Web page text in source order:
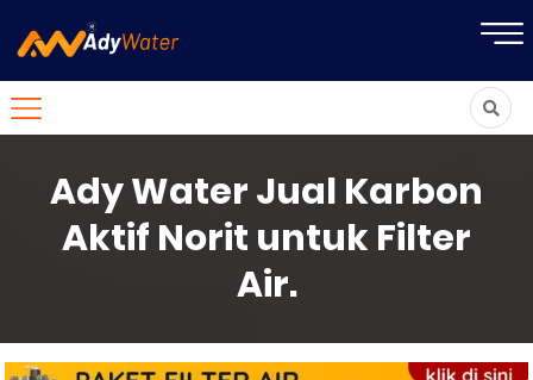
Ady Water Jual Karbon
Aktif Norit untuk Filter
Air.